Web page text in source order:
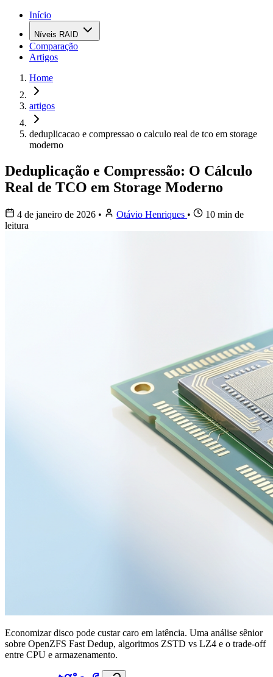
Início
Níveis RAID
Comparação
Artigos
Home
artigos
deduplicacao e compressao o calculo real de tco em storage
moderno
Deduplicação e Compressão: O Cálculo
Real de TCO em Storage Moderno
4 de janeiro de 2026 • Otávio Henriques •
10 min de
leitura
Economizar disco pode custar caro em latência. Uma análise sênior
sobre OpenZFS Fast Dedup, algoritmos ZSTD vs LZ4 e o trade-off
entre CPU e armazenamento.